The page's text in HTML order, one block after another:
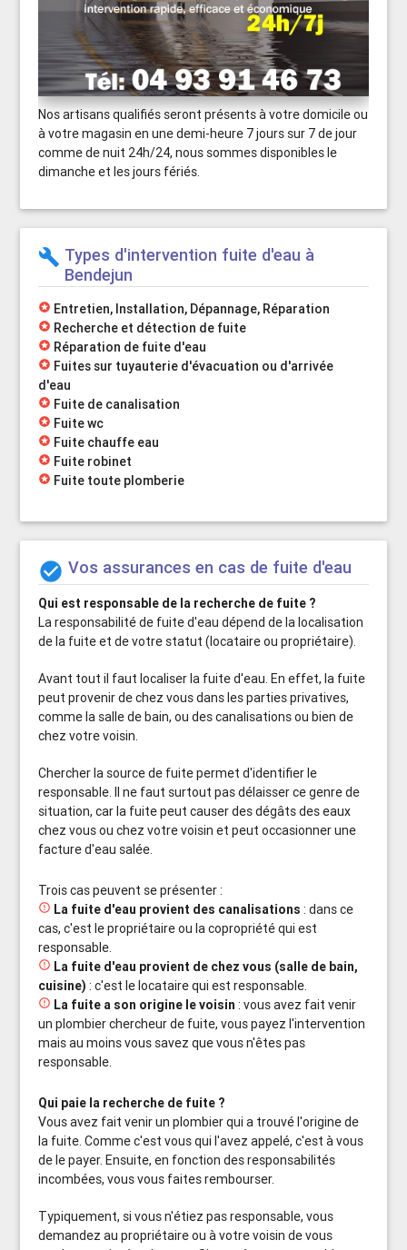
Nos artisans qualifiés seront présents à votre domicile ou
à votre magasin en une demi-heure 7 jours sur 7 de jour
comme de nuit 24h/24, nous sommes disponibles le
dimanche et les jours fériés.
build Types d'intervention fuite d'eau à
Bendejun
stars Entretien, Installation, Dépannage, Réparation
stars Recherche et détection de fuite
stars Réparation de fuite d'eau
stars Fuites sur tuyauterie d'évacuation ou d'arrivée
d'eau
stars Fuite de canalisation
stars Fuite wc
stars Fuite chauffe eau
stars Fuite robinet
stars Fuite toute plomberie
 Vos assurances en cas de fuite d'eau
Qui est responsable de la recherche de fuite ?
La responsabilité de fuite d'eau dépend de la localisation
de la fuite et de votre statut (locataire ou propriétaire).
Avant tout il faut localiser la fuite d'eau. En effet, la fuite
peut provenir de chez vous dans les parties privatives,
comme la salle de bain, ou des canalisations ou bien de
chez votre voisin.
Chercher la source de fuite permet d'identifier le
responsable. Il ne faut surtout pas délaisser ce genre de
situation, car la fuite peut causer des dégâts des eaux
chez vous ou chez votre voisin et peut occasionner une
facture d'eau salée.
Trois cas peuvent se présenter :
 La fuite d'eau provient des canalisations : dans ce
cas, c'est le propriétaire ou la copropriété qui est
responsable.
 La fuite d'eau provient de chez vous (salle de bain,
cuisine) : c'est le locataire qui est responsable.
 La fuite a son origine le voisin : vous avez fait venir
un plombier chercheur de fuite, vous payez l'intervention
mais au moins vous savez que vous n'êtes pas
responsable.
Qui paie la recherche de fuite ?
Vous avez fait venir un plombier qui a trouvé l'origine de
la fuite. Comme c'est vous qui l'avez appelé, c'est à vous
de le payer. Ensuite, en fonction des responsabilités
incombées, vous vous faites rembourser.
Typiquement, si vous n'étiez pas responsable, vous
demandez au propriétaire ou à votre voisin de vous